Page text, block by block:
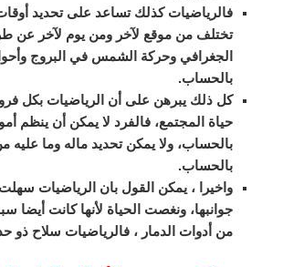
فالرياضيات كذلك تساعد على تحديد
تختلف من موقع لآخر ومن يوم لآخر عن
الجغرافي وحركة الشمس في البروج
بالحساب.
كل ذلك يبرهن على أن الرياضيات بكل
حياة المجتمع، فالفرد لا يمكن أن ينظم
بالحساب، ولا يمكن تحديد ماله وما عليه
بالحساب.
واخيرا ، يمكن القول بان الرياضيات
جوانبها، ونغصت الحياة لأنها كانت أيضا
من أدوات الدمار ، فالرياضيات سلاح ذو